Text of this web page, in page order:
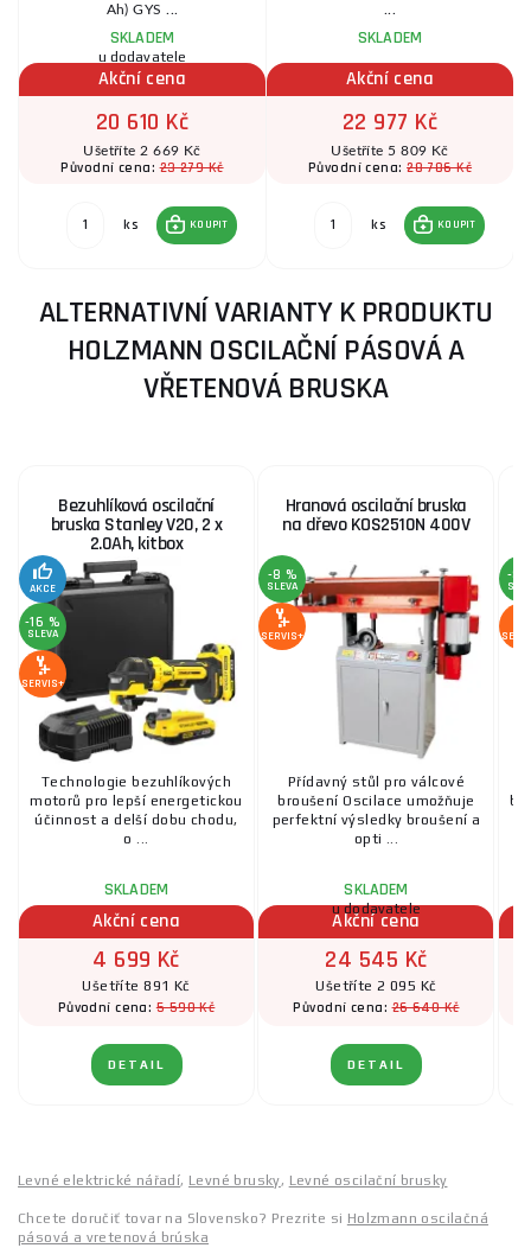
Ah) GYS ...
SKLADEM
u dodavatele
Akční cena
20 610 Kč
Ušetříte 2 669 Kč
Původní cena:23 279 Kč
ks KOUPIT
SKLADEM
Akční cena
22 977 Kč
Ušetříte 5 809 Kč
Původní cena:28 786 Kč
ks KOUPIT
ALTERNATIVNÍ VARIANTY K PRODUKTU
HOLZMANN OSCILAČNÍ PÁSOVÁ A
VŘETENOVÁ BRUSKA
Bezuhlíková oscilační
bruska Stanley V20, 2 x
2.0Ah, kitbox
AKCE
-16 %
SLEVA
SERVIS+
Technologie bezuhlíkových
motorů pro lepší energetickou
účinnost a delší dobu chodu,
o ...
SKLADEM
Akční cena
4 699 Kč
Ušetříte 891 Kč
Původní cena:5 590 Kč
DETAIL
Hranová oscilační bruska
na dřevo KOS2510N 400V
-8 %
SLEVA
SERVIS+
Přídavný stůl pro válcové
broušení Oscilace umožňuje
perfektní výsledky broušení a
opti ...
SKLADEM
u dodavatele
Akční cena
24 545 Kč
Ušetříte 2 095 Kč
Původní cena:26 640 Kč
DETAIL
-8
Levné elektrické nářadí, Levné brusky, Levné oscilační brusky
Chcete doručiť tovar na Slovensko? Prezrite si Holzmann oscilačná
pásová a vretenová brúska